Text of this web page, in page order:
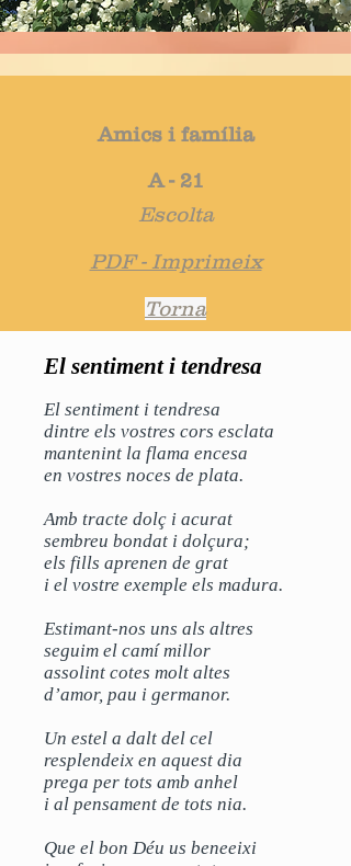
Amics i família
A - 21
Escolta
PDF - Imprimeix
Torna
El sentiment i tendresa
El sentiment i tendresa
dintre els vostres cors esclata
mantenint la flama encesa
en vostres noces de plata.
Amb tracte dolç i acurat
sembreu bondat i dolçura;
els fills aprenen de grat
i el vostre exemple els madura.
Estimant-nos uns als altres
seguim el camí millor
assolint cotes molt altes
d’amor, pau i germanor.
Un estel a dalt del cel
resplendeix en aquest dia
prega per tots amb anhel
i al pensament de tots nia.
Que el bon Déu us beneeixi